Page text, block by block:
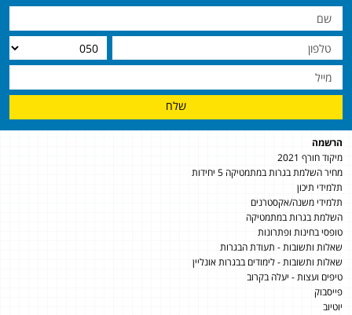
שלח
הרשמה
מיקוד חורף 2021
מחיר השלמת בגרות במתמטיקה 5 יחידות
תלמידי תיכון
תלמידי משנה/אקסטרנים
השלמת בגרות במתמטיקה
טופסי בחינות ופתרונות
שאלות ותשובות - תעודת הבגרות
שאלות ותשובות - לימודים בבגרות אונליין
טיפים ועצות - יעלה בקרוב
פייסבוק
יוטיוב